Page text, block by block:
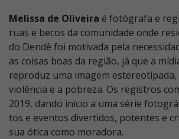
Melissa de Oliveira é fotógrafa e
ruas e becos da comunidade onde
do Dendê foi motivada pela
as coisas boas da região, já que a
reproduz uma imagem estereotipada,
violência e a pobreza. Os registros
2019, dando início a uma série
tos e eventos divertidos, potentes e
sua ótica como moradora.